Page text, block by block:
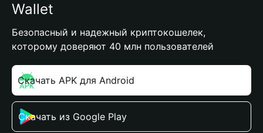
Wallet
Безопасный и надежный криптокошелек,
которому доверяют 40 млн пользователей
Скачать APK для Android
Скачать из Google Play